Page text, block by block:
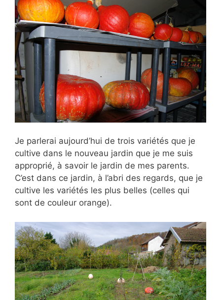
Je parlerai aujourd’hui de trois variétés que je
cultive dans le nouveau jardin que je me suis
approprié, à savoir le jardin de mes parents.
C’est dans ce jardin, à l’abri des regards, que je
cultive les variétés les plus belles (celles qui
sont de couleur orange).